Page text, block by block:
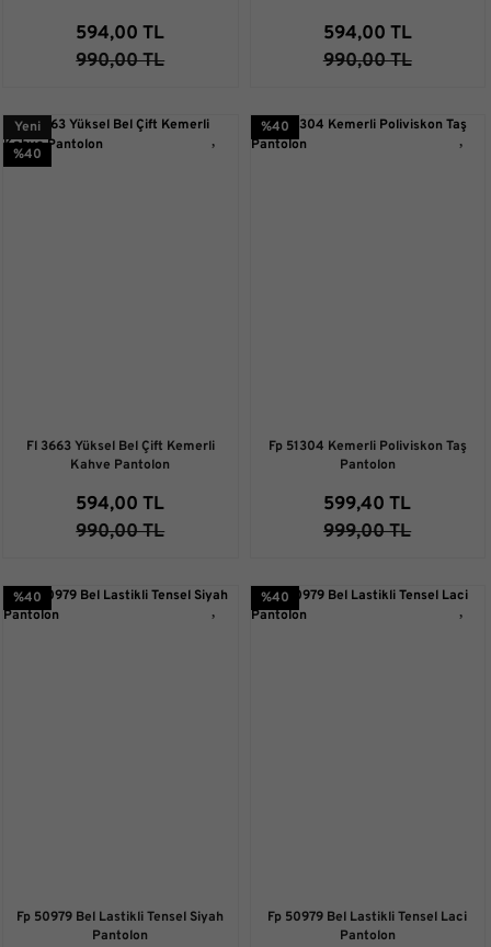
594,00 TL
990,00 TL
594,00 TL
990,00 TL
Yeni
%40
Fl 3663 Yüksel Bel Çift Kemerli
Kahve Pantolon
594,00 TL
990,00 TL
%40
Fp 51304 Kemerli Poliviskon Taş
Pantolon
599,40 TL
999,00 TL
%40
Fp 50979 Bel Lastikli Tensel Siyah
Pantolon
%40
Fp 50979 Bel Lastikli Tensel Laci
Pantolon